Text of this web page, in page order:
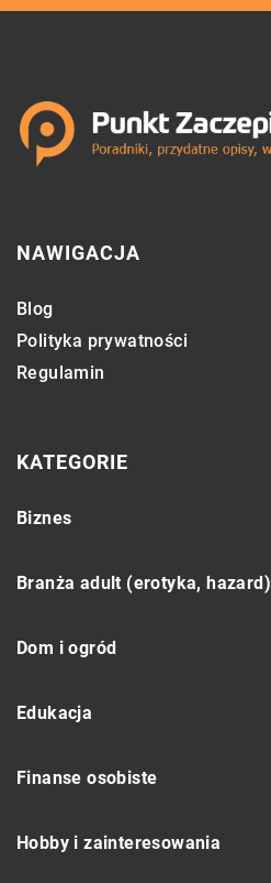
NAWIGACJA
Blog
Polityka prywatności
Regulamin
KATEGORIE
Biznes
Branża adult (erotyka, hazard)
Dom i ogród
Edukacja
Finanse osobiste
Hobby i zainteresowania